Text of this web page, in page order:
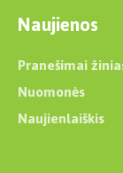
Naujienos
Pranešimai
Nuomonės
Naujienlaiškis